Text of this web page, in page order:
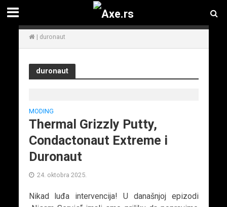
| duronaut
duronaut
MODING
Thermal Grizzly Putty,
Condactonaut Extreme i
Duronaut
24. oktobra 2025.
Nikad luđa intervencija! U današnjoj epizodi